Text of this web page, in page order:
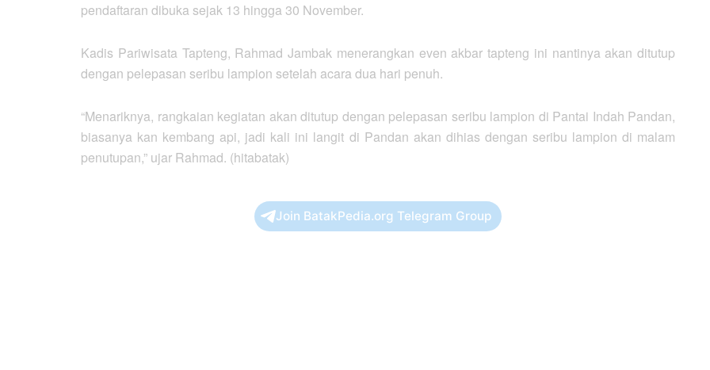
pendaftaran dibuka sejak 13 hingga 30 November.
Kadis Pariwisata Tapteng, Rahmad Jambak menerangkan even akbar tapteng ini nantinya akan ditutup
dengan pelepasan seribu lampion setelah acara dua hari penuh.
“Menariknya, rangkaian kegiatan akan ditutup dengan pelepasan seribu lampion di Pantai Indah Pandan,
biasanya kan kembang api, jadi kali ini langit di Pandan akan dihias dengan seribu lampion di malam
penutupan,” ujar Rahmad. (hitabatak)
Join BatakPedia.org Telegram Group